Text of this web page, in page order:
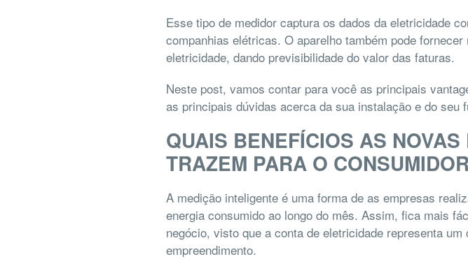
Esse tipo de medidor captura os dados da eletricidade
companhias elétricas. O aparelho também pode
eletricidade, dando previsibilidade do valor das faturas.
Neste post, vamos contar para você as principais
as principais dúvidas acerca da sua instalação e do seu
QUAIS BENEFÍCIOS AS
TRAZEM PARA O
A medição inteligente é uma forma de as empresas
energia consumido ao longo do mês. Assim, fica mais
negócio, visto que a conta de eletricidade representa
empreendimento.